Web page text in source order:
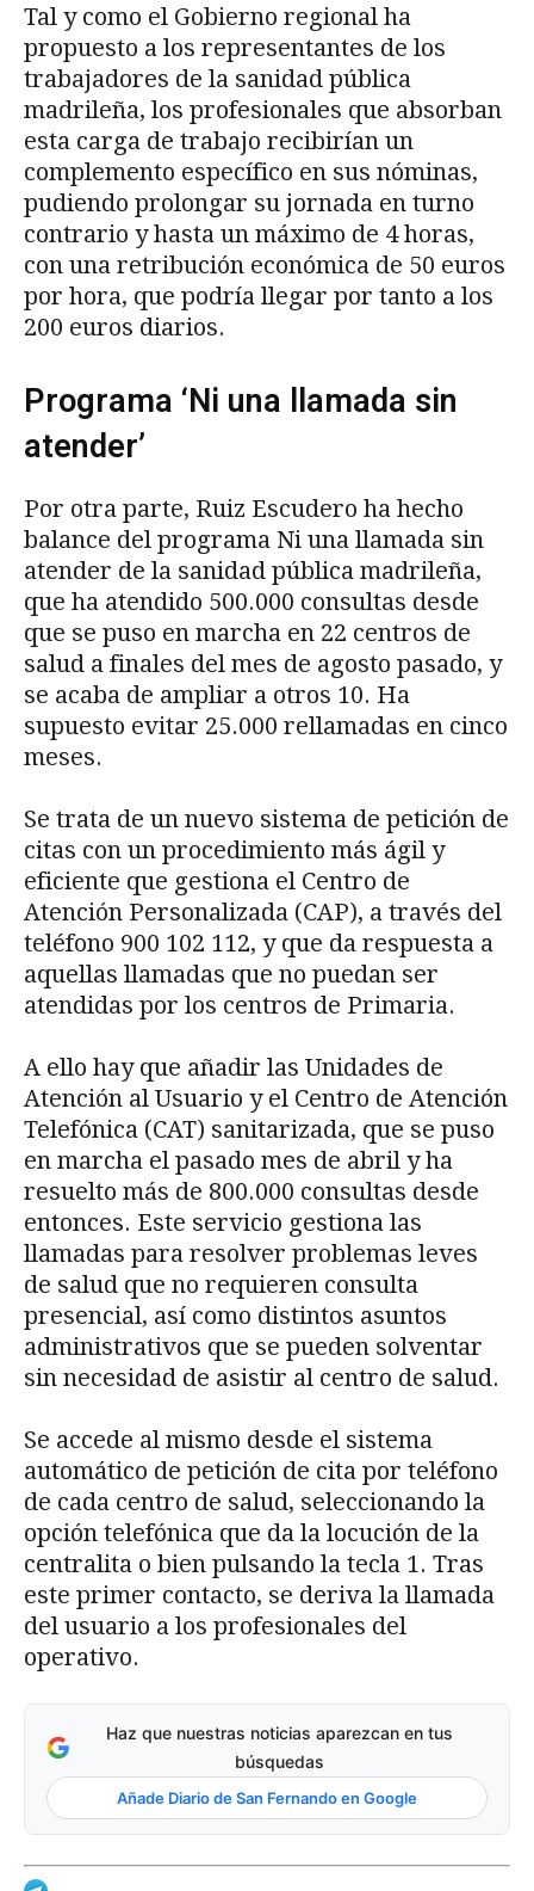
Tal y como el Gobierno regional ha
propuesto a los representantes de los
trabajadores de la sanidad pública
madrileña, los profesionales que absorban
esta carga de trabajo recibirían un
complemento específico en sus nóminas,
pudiendo prolongar su jornada en turno
contrario y hasta un máximo de 4 horas,
con una retribución económica de 50 euros
por hora, que podría llegar por tanto a los
200 euros diarios.
Programa ‘Ni una llamada sin
atender’
Por otra parte, Ruiz Escudero ha hecho
balance del programa Ni una llamada sin
atender de la sanidad pública madrileña,
que ha atendido 500.000 consultas desde
que se puso en marcha en 22 centros de
salud a finales del mes de agosto pasado, y
se acaba de ampliar a otros 10. Ha
supuesto evitar 25.000 rellamadas en cinco
meses.
Se trata de un nuevo sistema de petición de
citas con un procedimiento más ágil y
eficiente que gestiona el Centro de
Atención Personalizada (CAP), a través del
teléfono 900 102 112, y que da respuesta a
aquellas llamadas que no puedan ser
atendidas por los centros de Primaria.
A ello hay que añadir las Unidades de
Atención al Usuario y el Centro de Atención
Telefónica (CAT) sanitarizada, que se puso
en marcha el pasado mes de abril y ha
resuelto más de 800.000 consultas desde
entonces. Este servicio gestiona las
llamadas para resolver problemas leves
de salud que no requieren consulta
presencial, así como distintos asuntos
administrativos que se pueden solventar
sin necesidad de asistir al centro de salud.
Se accede al mismo desde el sistema
automático de petición de cita por teléfono
de cada centro de salud, seleccionando la
opción telefónica que da la locución de la
centralita o bien pulsando la tecla 1. Tras
este primer contacto, se deriva la llamada
del usuario a los profesionales del
operativo.
Haz que nuestras noticias aparezcan en tus
búsquedas
Añade Diario de San Fernando en Google